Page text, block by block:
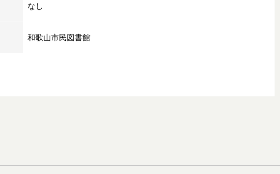
なし
和歌山市民図書館